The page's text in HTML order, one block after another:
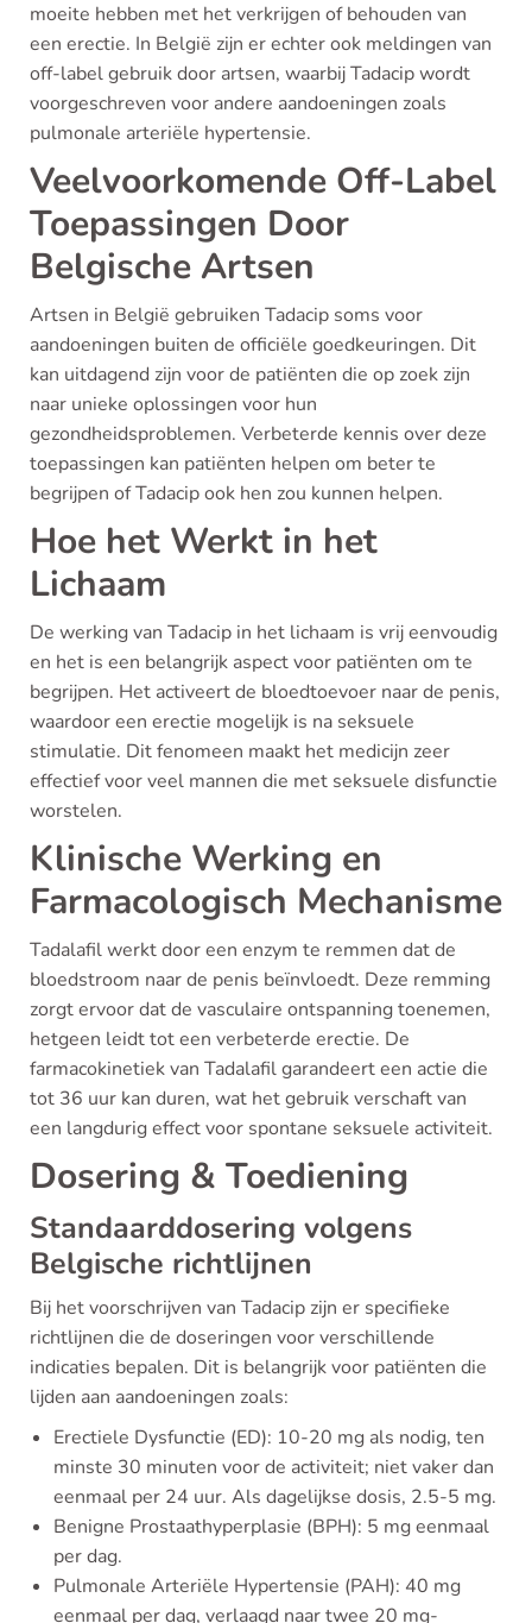
moeite hebben met het verkrijgen of behouden van
een erectie. In België zijn er echter ook meldingen van
off-label gebruik door artsen, waarbij Tadacip wordt
voorgeschreven voor andere aandoeningen zoals
pulmonale arteriële hypertensie.
Veelvoorkomende Off-Label
Toepassingen Door
Belgische Artsen
Artsen in België gebruiken Tadacip soms voor
aandoeningen buiten de officiële goedkeuringen. Dit
kan uitdagend zijn voor de patiënten die op zoek zijn
naar unieke oplossingen voor hun
gezondheidsproblemen. Verbeterde kennis over deze
toepassingen kan patiënten helpen om beter te
begrijpen of Tadacip ook hen zou kunnen helpen.
Hoe het Werkt in het
Lichaam
De werking van Tadacip in het lichaam is vrij eenvoudig
en het is een belangrijk aspect voor patiënten om te
begrijpen. Het activeert de bloedtoevoer naar de penis,
waardoor een erectie mogelijk is na seksuele
stimulatie. Dit fenomeen maakt het medicijn zeer
effectief voor veel mannen die met seksuele disfunctie
worstelen.
Klinische Werking en
Farmacologisch Mechanisme
Tadalafil werkt door een enzym te remmen dat de
bloedstroom naar de penis beïnvloedt. Deze remming
zorgt ervoor dat de vasculaire ontspanning toenemen,
hetgeen leidt tot een verbeterde erectie. De
farmacokinetiek van Tadalafil garandeert een actie die
tot 36 uur kan duren, wat het gebruik verschaft van
een langdurig effect voor spontane seksuele activiteit.
Dosering & Toediening
Standaarddosering volgens
Belgische richtlijnen
Bij het voorschrijven van Tadacip zijn er specifieke
richtlijnen die de doseringen voor verschillende
indicaties bepalen. Dit is belangrijk voor patiënten die
lijden aan aandoeningen zoals:
Erectiele Dysfunctie (ED): 10-20 mg als nodig, ten
minste 30 minuten voor de activiteit; niet vaker dan
eenmaal per 24 uur. Als dagelijkse dosis, 2.5-5 mg.
Benigne Prostaathyperplasie (BPH): 5 mg eenmaal
per dag.
Pulmonale Arteriële Hypertensie (PAH): 40 mg
eenmaal per dag, verlaagd naar twee 20 mg-